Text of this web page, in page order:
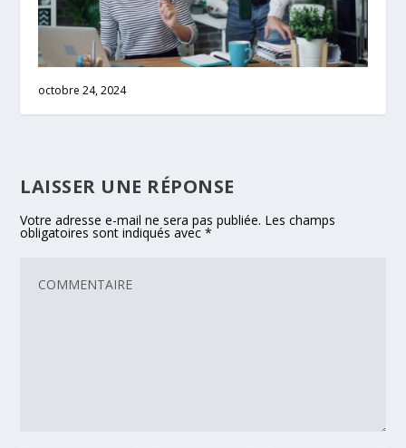
octobre 24, 2024
LAISSER UNE RÉPONSE
Votre adresse e-mail ne sera pas publiée. Les champs
obligatoires sont indiqués avec*